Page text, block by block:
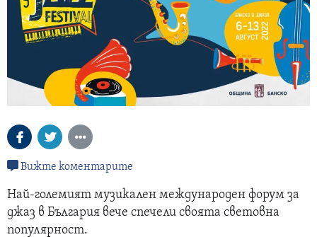
Вижте коментарите
Най-големият музикален международен форум за
джаз в България вече спечели своята световна
популярност.